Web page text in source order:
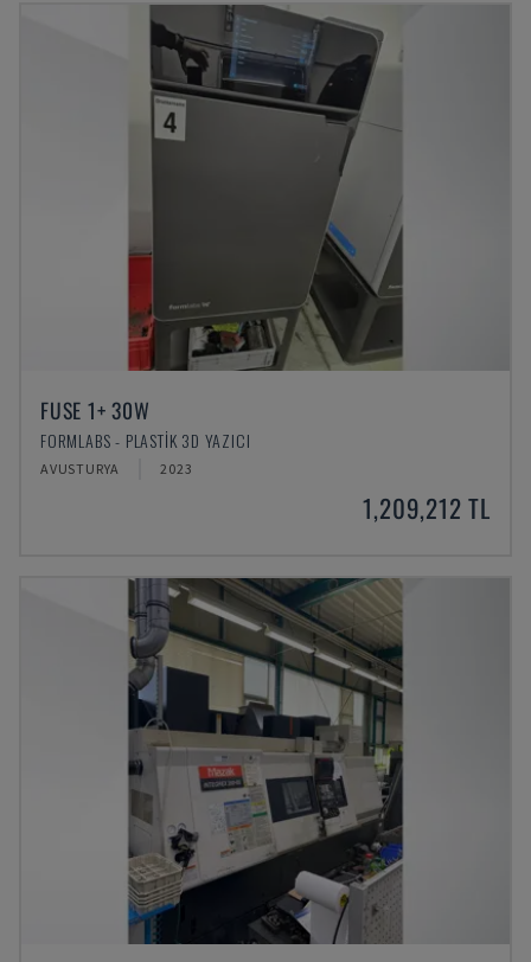
FUSE 1+ 30W
FORMLABS - PLASTIK 3D YAZICI
AVUSTURYA 2023
1,209,212 TL